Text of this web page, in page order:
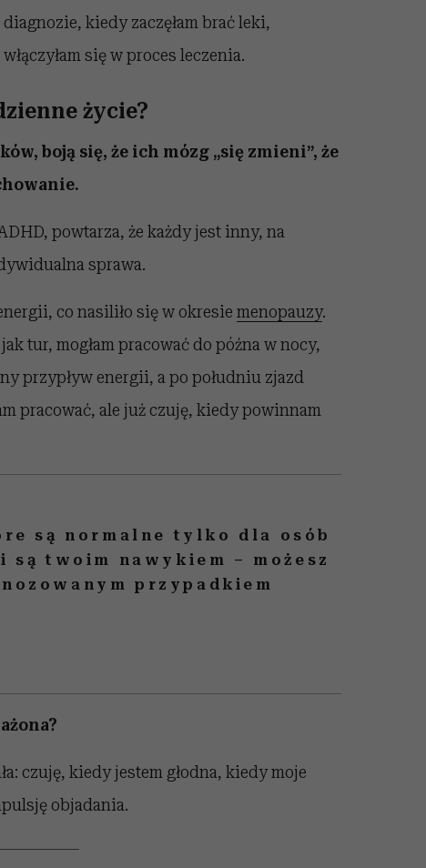
kiedy zaczęłam brać leki,
się w proces leczenia.
życie?
boją się, że ich mózg „się zmieni”, że
powtarza, że każdy jest inny, na
sprawa.
co nasiliło się w okresie menopauzy.
tur, mogłam pracować do późna w nocy,
przypływ energii, a po południu zjazd
pracować, ale już czuję, kiedy powinnam
są normalne tylko dla osób
są twoim nawykiem – możesz
przypadkiem
czuję, kiedy jestem głodna, kiedy moje
objadania.